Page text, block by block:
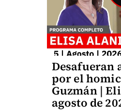
Desafueran
por el
Guzmán |
agosto de